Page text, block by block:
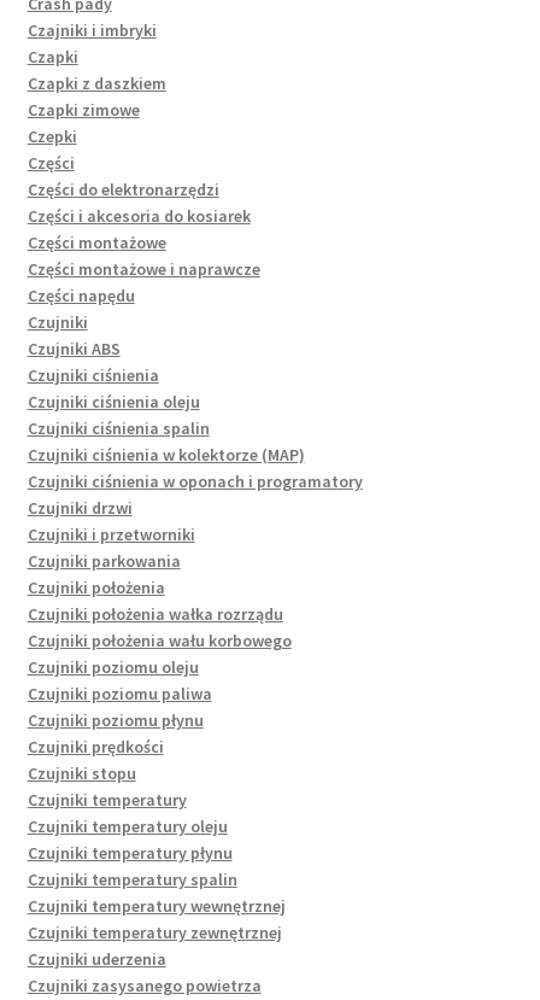
Czajniki i imbryki
Czapki
Czapki z daszkiem
Czapki zimowe
Czepki
Części
Części do elektronarzędzi
Części i akcesoria do kosiarek
Części montażowe
Części montażowe i naprawcze
Części napędu
Czujniki
Czujniki ABS
Czujniki ciśnienia
Czujniki ciśnienia oleju
Czujniki ciśnienia spalin
Czujniki ciśnienia w kolektorze (MAP)
Czujniki ciśnienia w oponach i programatory
Czujniki drzwi
Czujniki i przetworniki
Czujniki parkowania
Czujniki położenia
Czujniki położenia wałka rozrządu
Czujniki położenia wału korbowego
Czujniki poziomu oleju
Czujniki poziomu paliwa
Czujniki poziomu płynu
Czujniki prędkości
Czujniki stopu
Czujniki temperatury
Czujniki temperatury oleju
Czujniki temperatury płynu
Czujniki temperatury spalin
Czujniki temperatury wewnętrznej
Czujniki temperatury zewnętrznej
Czujniki uderzenia
Czujniki zasysanego powietrza